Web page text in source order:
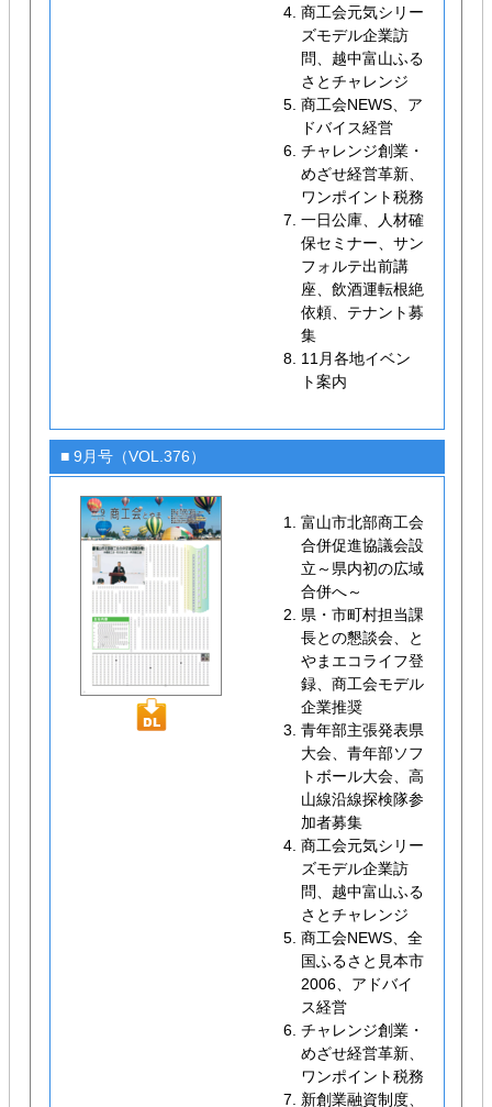
商工会元気シリー
ズモデル企業訪
問、越中富山ふる
さとチャレンジ
商工会NEWS、ア
ドバイス経営
チャレンジ創業・
めざせ経営革新、
ワンポイント税務
一日公庫、人材確
保セミナー、サン
フォルテ出前講
座、飲酒運転根絶
依頼、テナント募
集
11月各地イベン
ト案内
■ 9月号（VOL.376）
富山市北部商工会
合併促進協議会設
立～県内初の広域
合併へ～
県・市町村担当課
長との懇談会、と
やまエコライフ登
録、商工会モデル
企業推奨
青年部主張発表県
大会、青年部ソフ
トボール大会、高
山線沿線探検隊参
加者募集
商工会元気シリー
ズモデル企業訪
問、越中富山ふる
さとチャレンジ
商工会NEWS、全
国ふるさと見本市
2006、アドバイ
ス経営
チャレンジ創業・
めざせ経営革新、
ワンポイント税務
新創業融資制度、